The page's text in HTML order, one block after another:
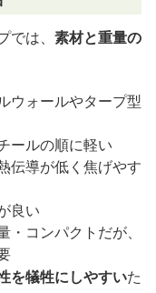
は、 素材と重量の
ウォールやタープ型
ールの順に軽い
伝導が低く焦げやす
良い
・コンパクトだが、
を犠牲にしやすいた